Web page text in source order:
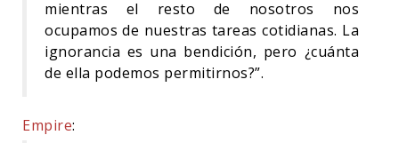
mientras el resto de nosotros nos
ocupamos de nuestras tareas cotidianas. La
ignorancia es una bendición, pero ¿cuánta
de ella podemos permitirnos?”.
Empire: